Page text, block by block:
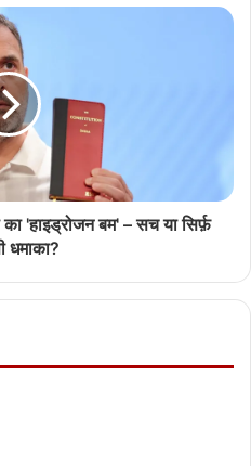
'हाइड्रोजन बम' – सच या सिर्फ़
धमाका?